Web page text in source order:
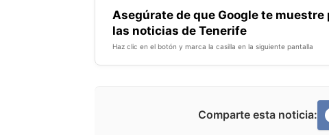
Asegúrate de que Google te muestre
las noticias de Tenerife
Haz clic en el botón y marca la casilla en la siguiente pantalla
Comparte esta noticia: